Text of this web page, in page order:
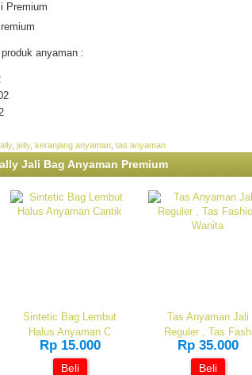
anyaman :
, jelly, keranjang anyaman tas anyaman
Jali Bag Anyaman Premium
Sintetic Bag Lembut
Halus Anyaman C
Rp 15.000
Beli
Tas Anyaman Jali
Reguler , Tas Fash
Rp 35.000
Beli